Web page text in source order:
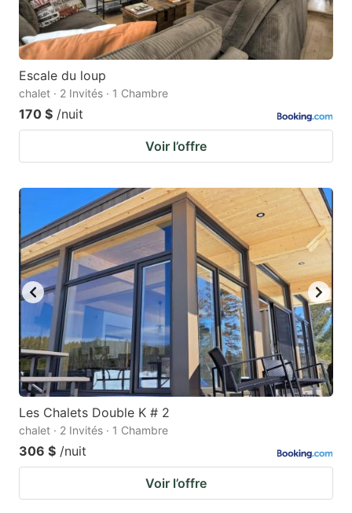
Escale du loup
chalet · 2 Invités · 1 Chambre
170 $ /nuit
Voir l’offre
Les Chalets Double K # 2
chalet · 2 Invités · 1 Chambre
306 $ /nuit
Voir l’offre